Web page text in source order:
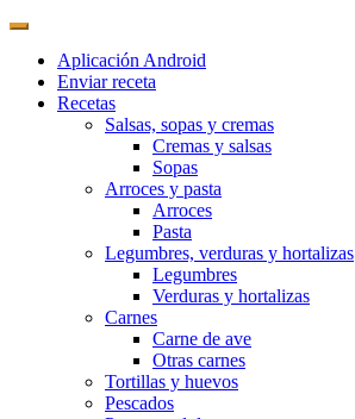
Aplicación Android
Enviar receta
Recetas
Salsas, sopas y cremas
Cremas y salsas
Sopas
Arroces y pasta
Arroces
Pasta
Legumbres, verduras y hortalizas
Legumbres
Verduras y hortalizas
Carnes
Carne de ave
Otras carnes
Tortillas y huevos
Pescados